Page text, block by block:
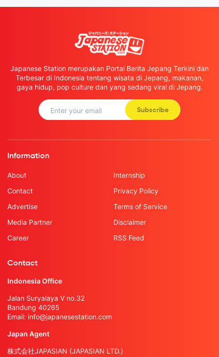
Japanese Station merupakan Portal Berita Jepang Terkini dan
Terbesar di Indonesia tentang wisata di Jepang, makanan,
gaya hidup, pop culture dan yang sedang viral di Jepang.
Subscribe
Information
About
Contact
Advertise
Media Partner
Career
Internship
Privacy Policy
Terms of Service
Disclaimer
RSS Feed
Contact
Indonesia Office
Jalan Suryalaya V no.32
Bandung 40265
Email: info@japanesestation.com
Japan Agent
株式会社JAPASIAN (JAPASIAN LTD.)